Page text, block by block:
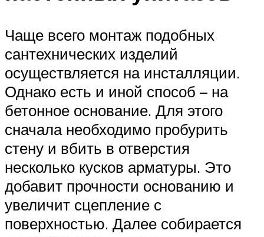
Чаще всего монтаж подобных
сантехнических изделий
осуществляется на инсталляции.
Однако есть и иной способ – на
бетонное основание. Для этого
сначала необходимо пробурить
стену и вбить в отверстия
несколько кусков арматуры. Это
добавит прочности основанию и
увеличит сцепление с
поверхностью. Далее собирается